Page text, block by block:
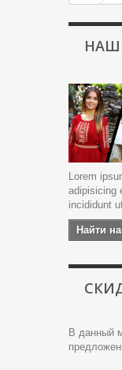
Lorem
adipisicing
incididunt
Найти
В данный